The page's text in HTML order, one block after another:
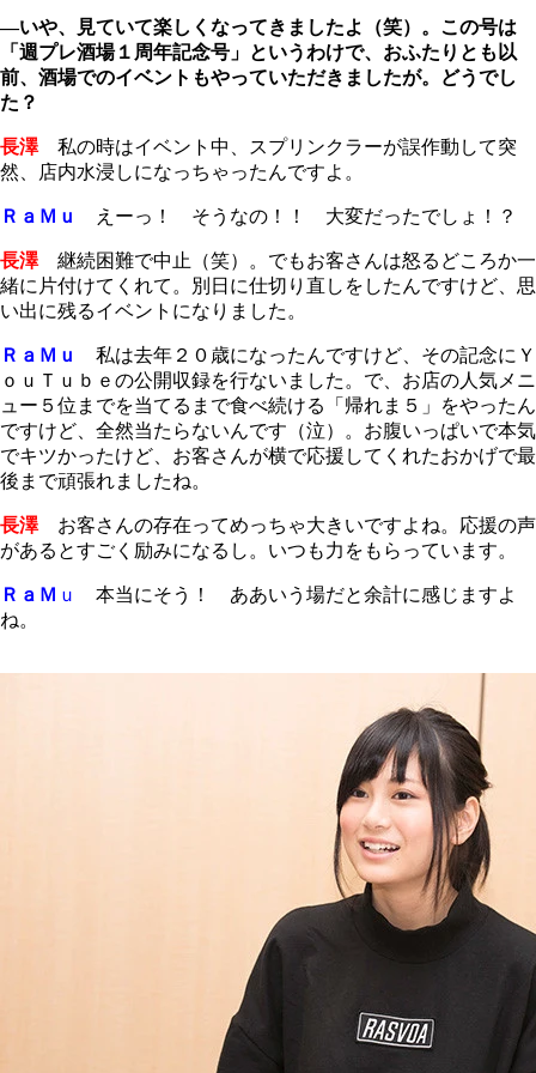
―いや、見ていて楽しくなってきましたよ（笑）。この号は
「週プレ酒場１周年記念号」というわけで、おふたりとも以
前、酒場でのイベントもやっていただきましたが。どうでし
た？
長澤私の時はイベント中、スプリンクラーが誤作動して突
然、店内水浸しになっちゃったんですよ。
ＲａＭｕ えーっ！ そうなの！！ 大変だったでしょ！？
長澤
継続困難で中止（笑）。でもお客さんは怒るどころか一
緒に片付けてくれて。別日に仕切り直しをしたんですけど、思
い出に残るイベントになりました。
ＲａＭｕ
私は去年２０歳になったんですけど、その記念にＹ
ｏｕＴｕｂｅの公開収録を行ないました。で、お店の人気メニ
ュー５位までを当てるまで食べ続ける「帰れま５」をやったん
ですけど、全然当たらないんです（泣）。お腹いっぱいで本気
でキツかったけど、お客さんが横で応援してくれたおかげで最
後まで頑張れましたね。
長澤お客さんの存在ってめっちゃ大きいですよね。応援の声
があるとすごく励みになるし。いつも力をもらっています。
ＲａＭ ｕ
本当にそう！ ああいう場だと余計に感じますよ
ね。